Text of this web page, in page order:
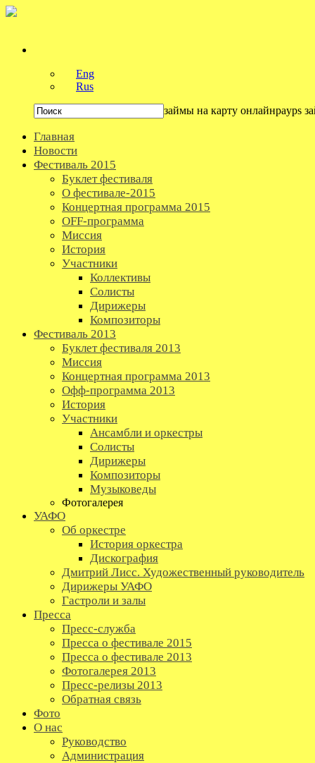
Eng
Rus
займы на карту онлайнpayps
Главная
Новости
Фестиваль 2015
Буклет фестиваля
О фестивале-2015
Концертная программа 2015
OFF-программа
Миссия
История
Участники
Коллективы
Солисты
Дирижеры
Композиторы
Фестиваль 2013
Буклет фестиваля 2013
Миссия
Концертная программа 2013
Офф-программа 2013
История
Участники
Ансамбли и оркестры
Солисты
Дирижеры
Композиторы
Музыковеды
Фотогалерея
УАФО
Об оркестре
История оркестра
Дискография
Дмитрий Лисс. Художественный руководитель
Дирижеры УАФО
Гастроли и залы
Пресса
Пресс-служба
Пресса о фестивале 2015
Пресса о фестивале 2013
Фотогалерея 2013
Пресс-релизы 2013
Обратная связь
Фото
О нас
Руководство
Администрация